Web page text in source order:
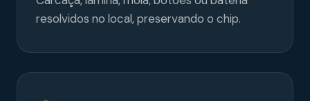
resolvidos no local, preservando o chip.